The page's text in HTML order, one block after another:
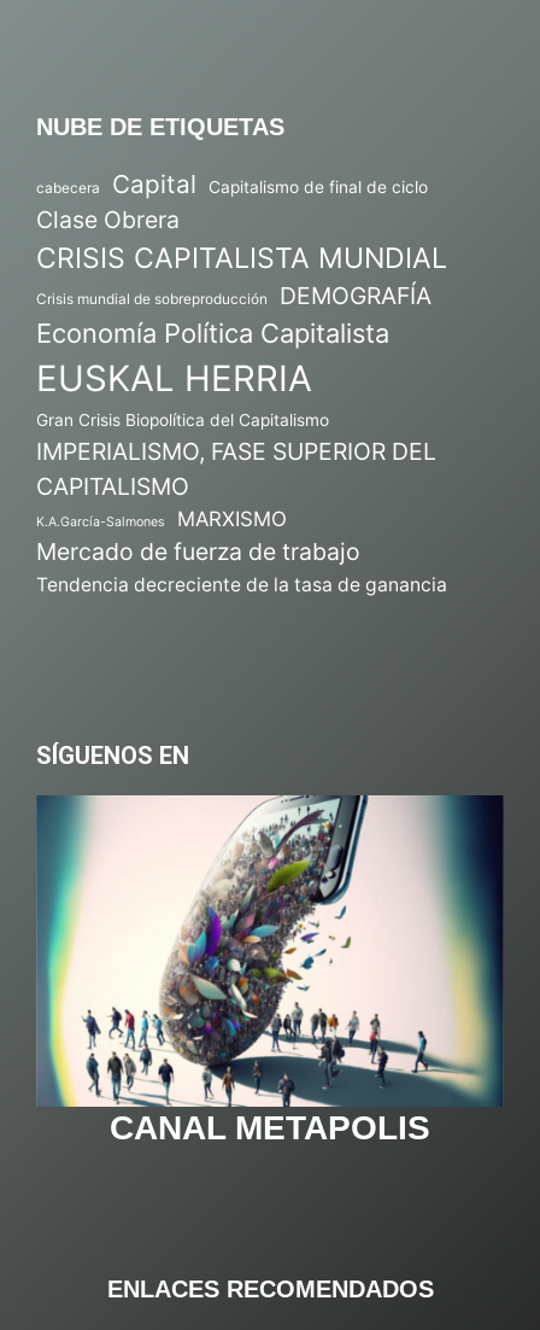
NUBE DE ETIQUETAS
cabecera Capital Capitalismo de final de ciclo
Clase Obrera
CRISIS CAPITALISTA MUNDIAL
Crisis mundial de sobreproducción DEMOGRAFÍA
Economía Política Capitalista
EUSKAL HERRIA
Gran Crisis Biopolítica del Capitalismo
IMPERIALISMO, FASE SUPERIOR DEL
CAPITALISMO
K.A.García-Salmones MARXISMO
Mercado de fuerza de trabajo
Tendencia decreciente de la tasa de ganancia
SÍGUENOS EN
CANAL METAPOLIS
ENLACES RECOMENDADOS